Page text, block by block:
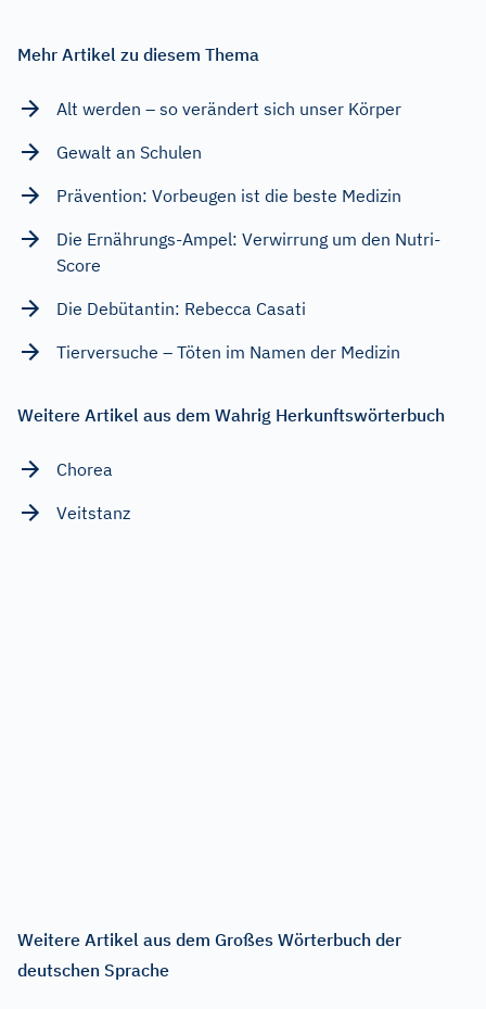
Mehr Artikel zu diesem Thema
Alt werden – so verändert sich unser Körper
Gewalt an Schulen
Prävention: Vorbeugen ist die beste Medizin
Die Ernährungs-Ampel: Verwirrung um den Nutri-
Score
Die Debütantin: Rebecca Casati
Tierversuche – Töten im Namen der Medizin
Weitere Artikel aus dem Wahrig Herkunftswörterbuch
Chorea
Veitstanz
Weitere Artikel aus dem Großes Wörterbuch der
deutschen Sprache